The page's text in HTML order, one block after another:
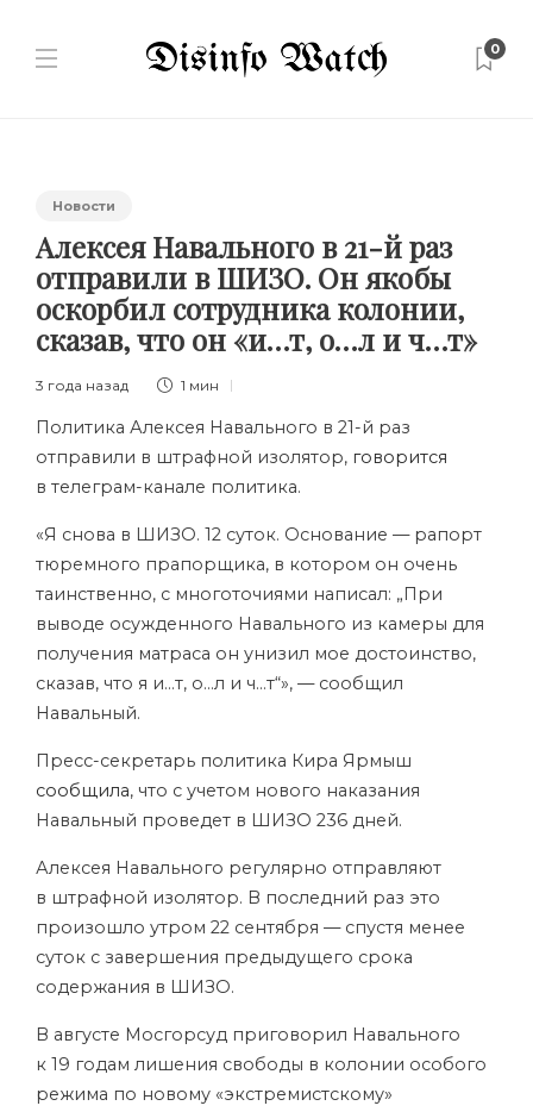
0
Новости
Алексея Навального в 21-й раз
отправили в ШИЗО. Он якобы
оскорбил сотрудника колонии,
сказав, что он «и…т, о…л и ч…т»
3 года назад 1 мин
Политика Алексея Навального в 21-й раз
отправили в штрафной изолятор, говорится
в телеграм-канале политика.
«Я снова в ШИЗО. 12 суток. Основание — рапорт
тюремного прапорщика, в котором он очень
таинственно, с многоточиями написал: „При
выводе осужденного Навального из камеры для
получения матраса он унизил мое достоинство,
сказав, что я и…т, о…л и ч…т“», — сообщил
Навальный.
Пресс-секретарь политика Кира Ярмыш
сообщила, что с учетом нового наказания
Навальный проведет в ШИЗО 236 дней.
Алексея Навального регулярно отправляют
в штрафной изолятор. В последний раз это
произошло утром 22 сентября — спустя менее
суток с завершения предыдущего срока
содержания в ШИЗО.
В августе Мосгорсуд приговорил Навального
к 19 годам лишения свободы в колонии особого
режима по новому «экстремистскому»